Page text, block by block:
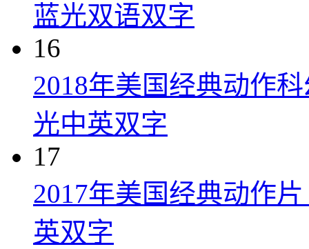
蓝光双语双字
16
2018年美国经典动作
光中英双字
17
2017年美国经典动作
英双字